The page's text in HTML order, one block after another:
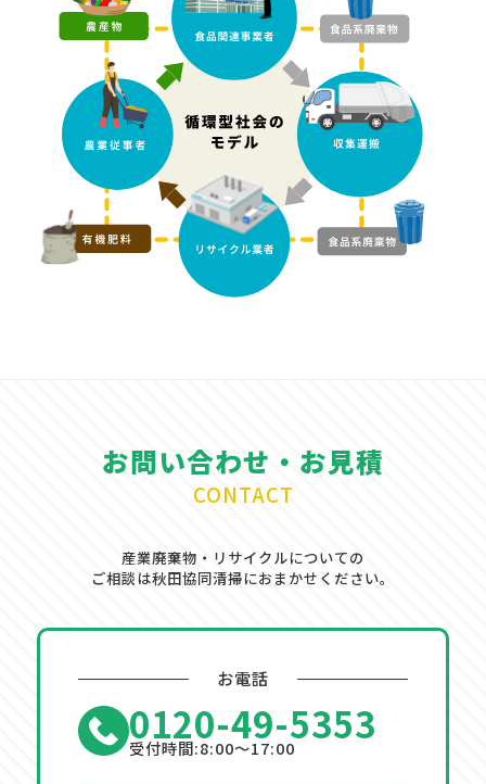
お問い合わせ・お見積
CONTACT
産業廃棄物・リサイクルについての
ご相談は秋田協同清掃におまかせください。
お電話
0120-49-5353
受付時間:8:00〜17:00